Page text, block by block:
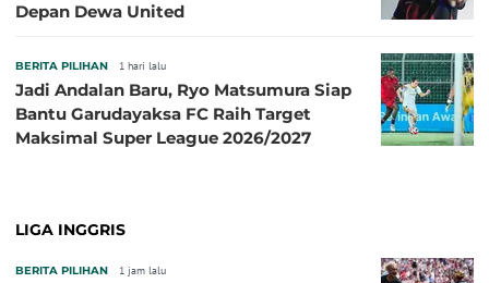
Depan Dewa United
BERITA PILIHAN 1 hari lalu
Jadi Andalan Baru, Ryo Matsumura Siap
Bantu Garudayaksa FC Raih Target
Maksimal Super League 2026/2027
LIGA INGGRIS
BERITA PILIHAN 1 jam lalu